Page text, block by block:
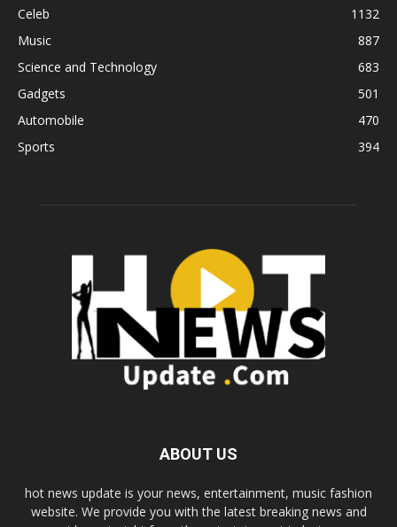
Celeb
1132
Music
887
Science and Technology
683
Gadgets
501
Automobile
470
Sports
394
ABOUT US
hot news update is your news, entertainment, music fashion
website. We provide you with the latest breaking news and